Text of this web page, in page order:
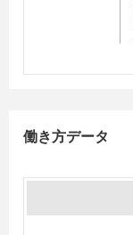
働き方データ